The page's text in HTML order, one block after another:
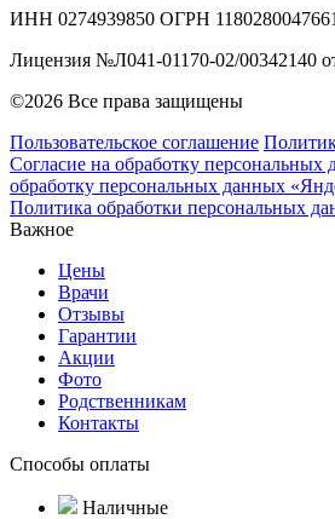
ИНН 0274939850 ОГРН 1180280047661
Лицензия №Л041-01170-02/00342140
©2026 Все права защищены
Пользовательское соглашение
Согласие на обработку персональных
обработку персональных данных
Политика обработки персональных
Важное
Цены
Врачи
Отзывы
Гарантии
Акции
Фото
Родственникам
Контакты
Способы оплаты
Наличные